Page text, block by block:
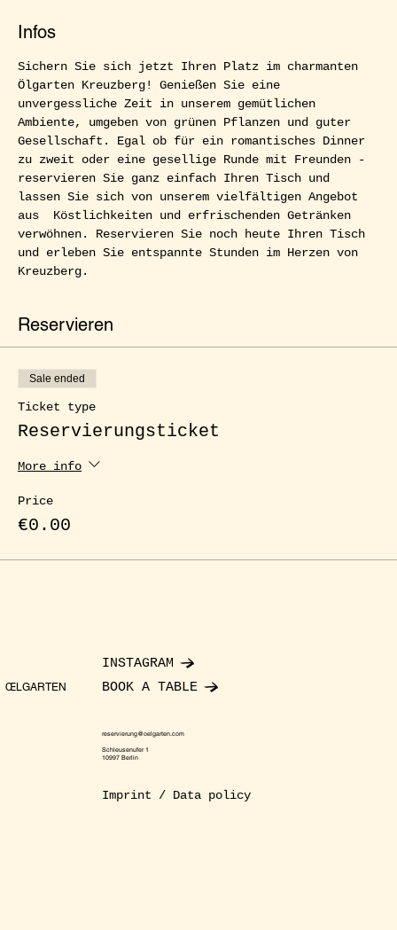
Infos
Sichern Sie sich jetzt Ihren Platz im charmanten
Ölgarten Kreuzberg! Genießen Sie eine
unvergessliche Zeit in unserem gemütlichen
Ambiente, umgeben von grünen Pflanzen und guter
Gesellschaft. Egal ob für ein romantisches Dinner
zu zweit oder eine gesellige Runde mit Freunden -
reservieren Sie ganz einfach Ihren Tisch und
lassen Sie sich von unserem vielfältigen Angebot
aus  Köstlichkeiten und erfrischenden Getränken
verwöhnen. Reservieren Sie noch heute Ihren Tisch
und erleben Sie entspannte Stunden im Herzen von
Kreuzberg.
Reservieren
Sale ended
Ticket type
Reservierungsticket
More info
Price
€0.00
ŒLGARTEN
INSTAGRAM
BOOK A TABLE
reservierung@oelgarten.com
Schleusenufer 1
10997 Berlin
Imprint / Data policy